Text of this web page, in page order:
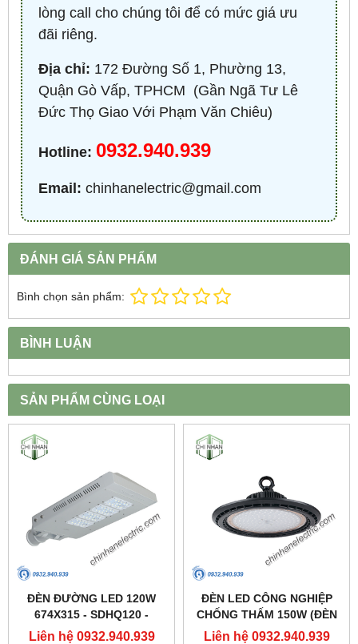
lòng call cho chúng tôi để có mức giá ưu
đãi riêng.
Địa chỉ: 172 Đường Số 1, Phường 13,
Quận Gò Vấp, TPHCM ​ (Gần Ngã Tư Lê
Đức Thọ Giao Với Phạm Văn Chiêu)
Hotline: 0932.940.939
Email: chinhanelectric@gmail.com
ĐÁNH GIÁ SẢN PHẨM
Bình chọn sản phẩm:
BÌNH LUẬN
SẢN PHẨM CÙNG LOẠI
ĐÈN ĐƯỜNG LED 120W
674X315 - SDHQ120 -
DUHAL
Liên hệ 0932.940.939
ĐÈN LED CÔNG NGHIỆP
CHỐNG THẤM 150W (ĐÈN
HIGHBAY NHÀ XƯỞNG) -
Liên hệ 0932.940.939